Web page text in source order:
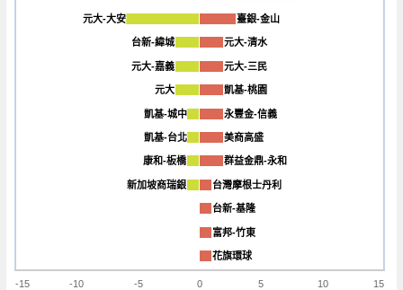
-600
臺銀-金山
臺銀-金山
元大-清水
元大-清水
元大-三民
元大-三民
凱基-桃園
凱基-桃園
永豐金-信義
永豐金-信義
美商高盛
美商高盛
群益金鼎-永和
群益金鼎-永和
台灣摩根士丹利
台灣摩根士丹利
台新-基隆
台新-基隆
富邦-竹東
富邦-竹東
花旗環球
花旗環球
元大-大安
元大-大安
台新-緯城
台新-緯城
元大-嘉義
元大-嘉義
元大
元大
凱基-城中
凱基-城中
凱基-台北
凱基-台北
康和-板橋
康和-板橋
新加坡商瑞銀
新加坡商瑞銀
-10 -5 0 5 10
-15 15